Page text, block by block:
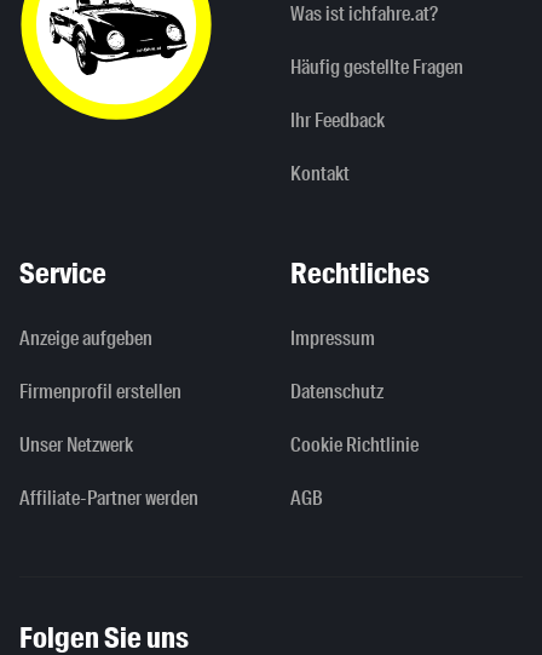
Was ist ichfahre.at?
Häufig gestellte Fragen
Ihr Feedback
Kontakt
Service
Anzeige aufgeben
Firmenprofil erstellen
Unser Netzwerk
Affiliate-Partner werden
Rechtliches
Impressum
Datenschutz
Cookie Richtlinie
AGB
Folgen Sie uns